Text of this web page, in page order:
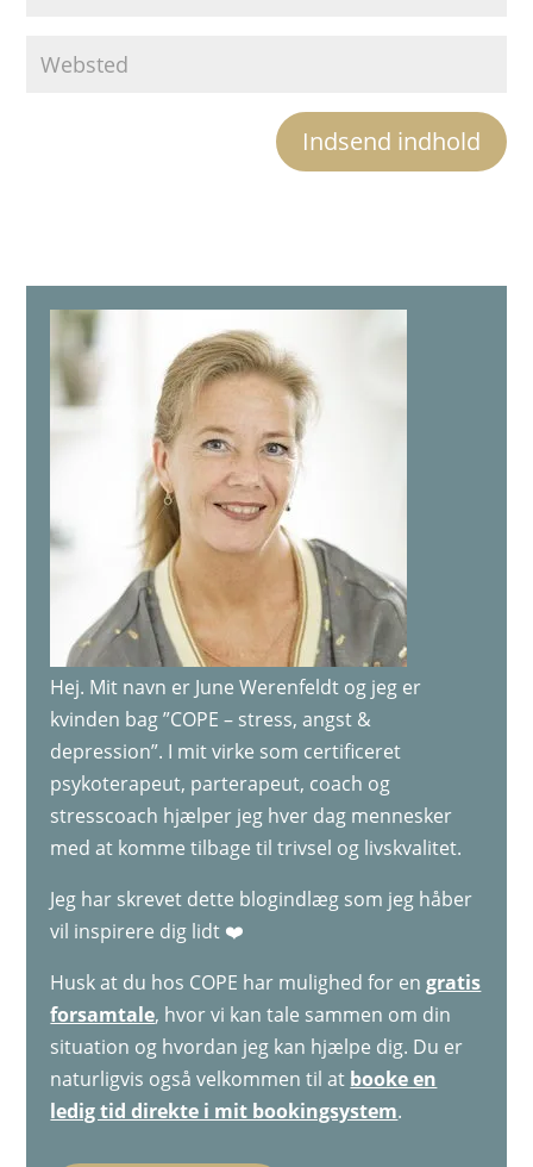
Indsend indhold
Hej. Mit navn er June Werenfeldt og jeg er
kvinden bag ”COPE – stress, angst &
depression”. I mit virke som certificeret
psykoterapeut, parterapeut, coach og
stresscoach hjælper jeg hver dag mennesker
med at komme tilbage til trivsel og livskvalitet.
Jeg har skrevet dette blogindlæg som jeg håber
vil inspirere dig lidt ❤️
Husk at du hos COPE har mulighed for engratis
forsamtale, hvor vi kan tale sammen om din
situation og hvordan jeg kan hjælpe dig. Du er
naturligvis også velkommen til at booke en
ledig tid direkte i mit bookingsystem.